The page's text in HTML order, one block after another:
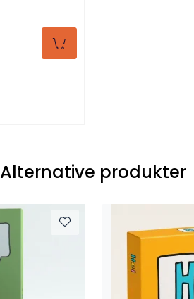
Alternative produkter